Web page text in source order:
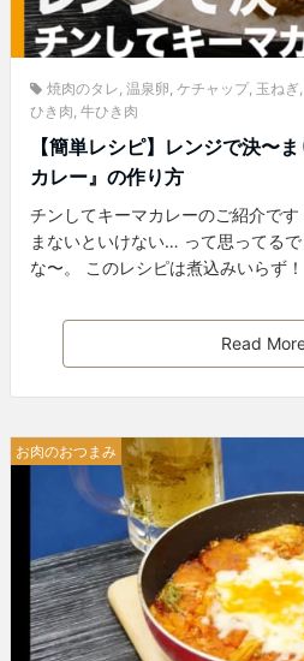
焼肉のタレ 温泉卵 ケチャップ 玉ねぎ
ひき肉 牛ひき肉
【簡単レシピ】レンジで決〜
カレー』の作り方
チンしてキーマカレーのご紹介で
まないといけない… って思ってる
な〜。 このレシピは煮込みいらず
Read
お肉のおつまみ